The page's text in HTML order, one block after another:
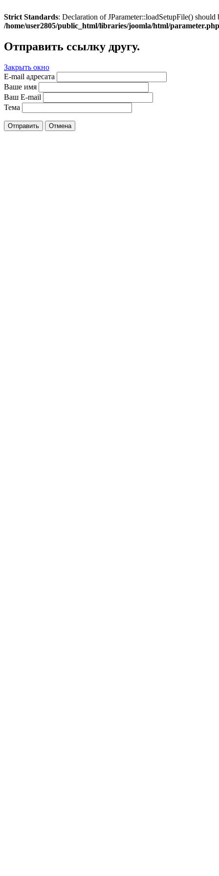
Strict Standards: Declaration of JParameter::loadSetupFile()
/home/user2805/public_html/libraries/joomla/html/parameter.php
Отправить ссылку другу.
Закрыть окно
E-mail адресата
Ваше имя
Ваш E-mail
Тема
Отправить Отмена